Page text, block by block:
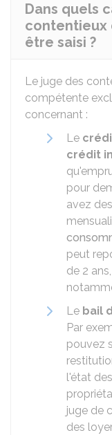
Dans quels
contentieux
être saisi ?
Le juge des
compétente
concernant :
Le
crédit
pour
avez
peut
de 2
Le bail
Par
pouvez
l'état
juge de
des